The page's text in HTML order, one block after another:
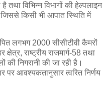
तथा विभिन्न विभागों की हेल्पलाइन
किसी भी आपात स्थिति में
लगभग 2000 सीसीटीवी कैमरों
राष्ट्रीय राजमार्ग-58 तथा
निगरानी की जा रही है।
आवश्यकतानुसार त्वरित निर्णय